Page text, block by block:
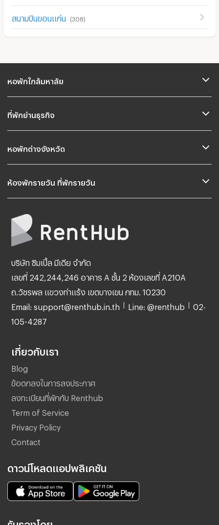
สนามบินขอนแก่น (308)
หอพักใกล้มหาลัย
ที่พักย่านธุรกิจ
หอพักต่างจังหวัด
ห้องพักรายวัน ที่พักรายวัน
บริษัท ซิมเปิ้ล มีเดีย จำกัด
เลขที่ 242,244,246 อาคาร A ชั้น 2 ห้องเลขที่ A210A
ถ.วัชรพล แขวงท่าแร้ง เขตบางเขน กทม. 10230
Email: support@renthub.in.th Line: @renthub 02-
105-4287
เกี่ยวกับเรา
Blog
ข้อตกลงในการลงประกาศ
ลงทะเบียนที่พักกับ Renthub
Term of Service
Privacy Policy
Contact
ดาวน์โหลดแอปพลิเคชัน
รับรองโดย